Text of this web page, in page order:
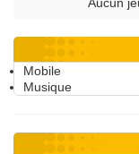
Mobile
Musique